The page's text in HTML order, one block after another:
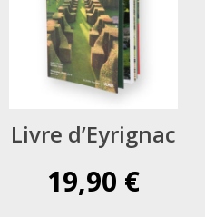
Livre d’Eyrignac
19,90 €